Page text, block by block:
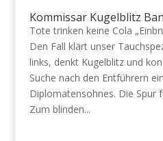
Kommissar Kugelblitz
Tote trinken keine Cola
Den Fall klärt unser
links, denkt Kugelblitz und
Suche nach den Entführern
Diplomatensohnes. Die Spur
Zum blinden...